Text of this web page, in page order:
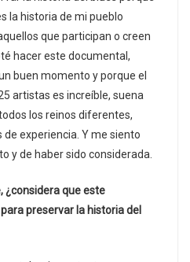
la historia de mi pueblo
que participan o creen
hacer este documental,
buen momento y porque el
artistas es increíble, suena
los reinos diferentes,
experiencia. Y me siento
y de haber sido considerada.
¿considera que este
preservar la historia del